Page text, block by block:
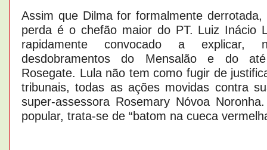
Assim que Dilma for formalmente
perda é o chefão maior do PT. Luiz Inácio
rapidamente convocado a explicar,
desdobramentos do Mensalão e do
Rosegate. Lula não tem como fugir de
tribunais, todas as ações movidas contra
super-assessora Rosemary Nóvoa
popular, trata-se de “batom na cueca